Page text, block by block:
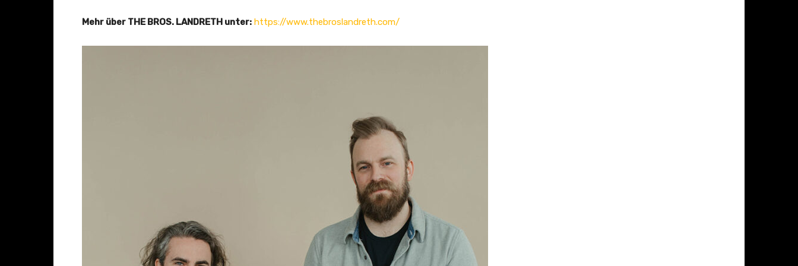
Mehr über THE BROS. LANDRETH unter: https://www.thebroslandreth.com/